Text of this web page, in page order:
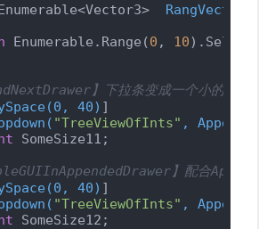
RangVector3
Enumerable.Range(0 , 10
】下拉条变成一个小的选择
40) ]
"TreeViewOfInts" ,
SomeSize11;
】配合
40) ]
"TreeViewOfInts" ,
SomeSize12;